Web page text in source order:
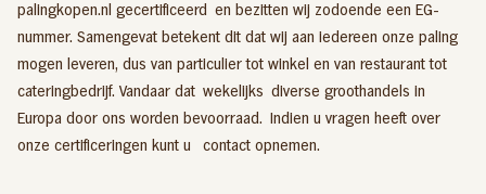
palingkopen.nl gecertificeerd en bezitten wij zodoende een EG-
nummer. Samengevat betekent dit dat wij aan iedereen onze paling
mogen leveren, dus van particulier tot winkel en van restaurant tot
cateringbedrijf. Vandaar dat wekelijks diverse groothandels in
Europa door ons worden bevoorraad. Indien u vragen heeft over
onze certificeringen kunt u
contact opnemen.